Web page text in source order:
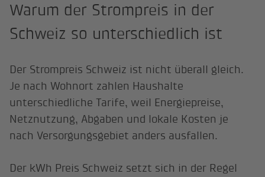
Warum der Strompreis in der
Schweiz so unterschiedlich ist
Der Strompreis Schweiz ist nicht überall gleich.
Je nach Wohnort zahlen Haushalte
unterschiedliche Tarife, weil Energiepreise,
Netznutzung, Abgaben und lokale Kosten je
nach Versorgungsgebiet anders ausfallen.
Der kWh Preis Schweiz setzt sich in der Regel